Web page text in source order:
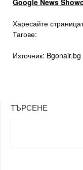
Харесайте
Тагове:
Източник: Bgonair.bg
ТЪРСЕНЕ